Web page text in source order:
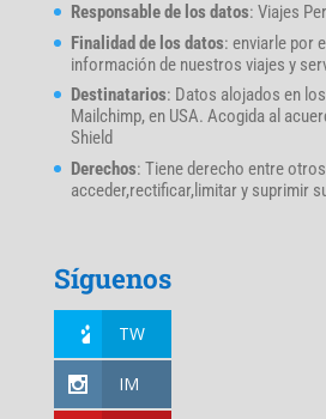
Responsable de los datos: Viajes
Finalidad de los datos: enviarle por
información de nuestros viajes y
Destinatarios: Datos alojados en
Mailchimp, en USA. Acogida al
Shield
Derechos: Tiene derecho entre
acceder,rectificar,limitar y suprimir
Síguenos
TW
IM